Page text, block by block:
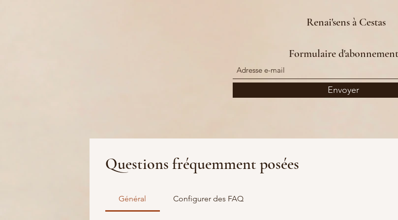
Renai'sens à Cestas
Formulaire d'abonnement
Envoyer
+33 6 89 85 79 23 ( Merci de laisser un message ainsi
Questions fréquemment posées
Général Configurer des FAQ